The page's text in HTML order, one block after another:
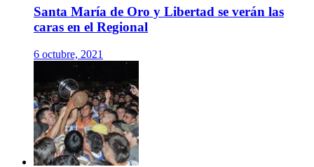
Santa María de Oro y Libertad se verán las
caras en el Regional
6 octubre, 2021